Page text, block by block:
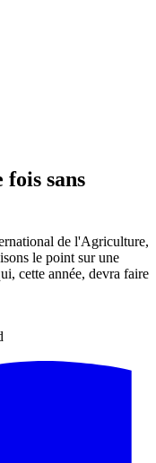
sans
de l'Agriculture,
le point sur une
cette année, devra faire